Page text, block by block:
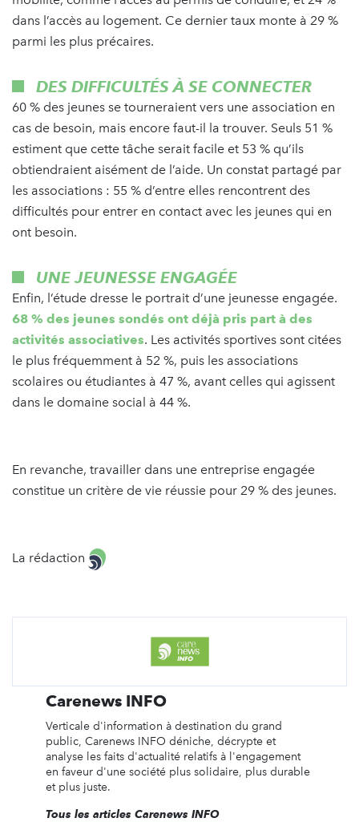
dans l’accès au logement. Ce dernier taux monte à 29 %
parmi les plus précaires.
DES DIFFICULTÉS À SE CONNECTER
60 % des jeunes se tourneraient vers une association en
cas de besoin, mais encore faut-il la trouver. Seuls 51 %
estiment que cette tâche serait facile et 53 % qu’ils
obtiendraient aisément de l’aide. Un constat partagé par
les associations : 55 % d’entre elles rencontrent des
difficultés pour entrer en contact avec les jeunes qui en
ont besoin.
UNE JEUNESSE ENGAGÉE
Enfin, l’étude dresse le portrait d’une jeunesse engagée.
68 % des jeunes sondés ont déjà pris part à des
activités associatives. Les activités sportives sont citées
le plus fréquemment à 52 %, puis les associations
scolaires ou étudiantes à 47 %, avant celles qui agissent
dans le domaine social à 44 %.
En revanche, travailler dans une entreprise engagée
constitue un critère de vie réussie pour 29 % des jeunes.
La rédaction
Carenews INFO
Verticale d'information à destination du grand
public, Carenews INFO déniche, décrypte et
analyse les faits d'actualité relatifs à l'engagement
en faveur d'une société plus solidaire, plus durable
et plus juste.
Tous les articles Carenews INFO